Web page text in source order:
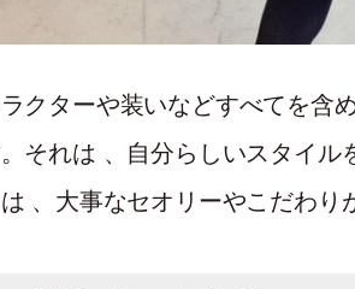
クターや装いなどすべてを含
それは 、自分らしいスタイ
、大事なセオリーやこだわり